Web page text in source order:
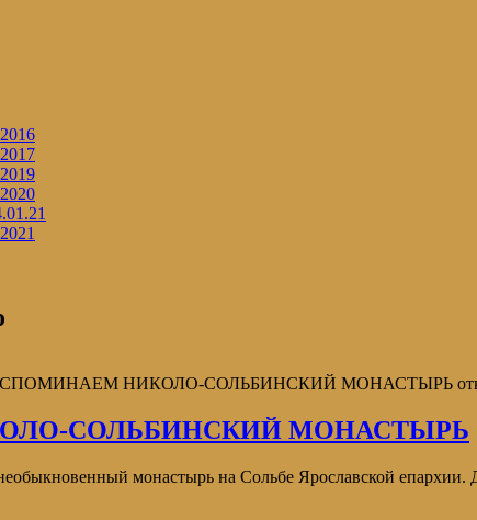
ВСПОМИНАЕМ НИКОЛО-СОЛЬБИНСКИЙ МОНАСТЫРЬ
СОЛЬБИНСКИЙ МОНАСТЫРЬ
монастырь на Сольбе Ярославской